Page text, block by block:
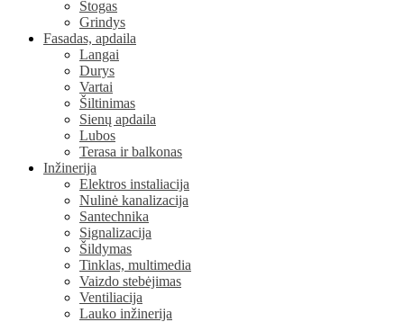
Stogas
Grindys
Fasadas, apdaila
Langai
Durys
Vartai
Šiltinimas
Sienų apdaila
Lubos
Terasa ir balkonas
Inžinerija
Elektros instaliacija
Nulinė kanalizacija
Santechnika
Signalizacija
Šildymas
Tinklas, multimedia
Vaizdo stebėjimas
Ventiliacija
Lauko inžinerija